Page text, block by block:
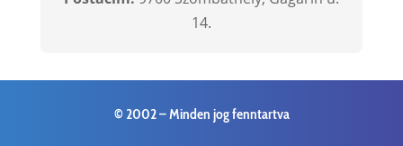
14.
© 2002 –Minden jog fenntartva